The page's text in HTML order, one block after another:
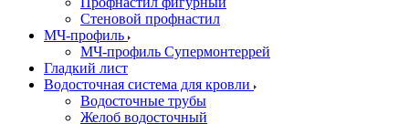
Стеновой профнастил
МЧ-профиль
МЧ-профиль Супермонтеррей
Гладкий лист
Водосточная система для кровли
Водосточные трубы
Желоб водосточный